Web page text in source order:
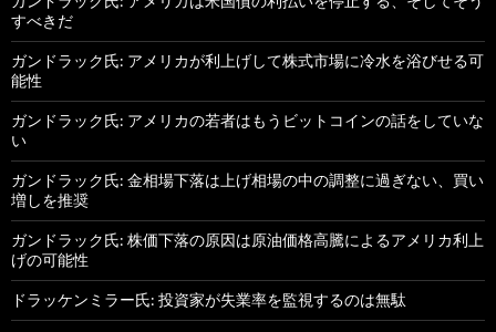
すべきだ
ガンドラック氏: アメリカが利上げして株式市場に冷水を浴びせる可
能性
ガンドラック氏: アメリカの若者はもうビットコインの話をしていな
い
ガンドラック氏: 金相場下落は上げ相場の中の調整に過ぎない、買い
増しを推奨
ガンドラック氏: 株価下落の原因は原油価格高騰によるアメリカ利上
げの可能性
ドラッケンミラー氏: 投資家が失業率を監視するのは無駄